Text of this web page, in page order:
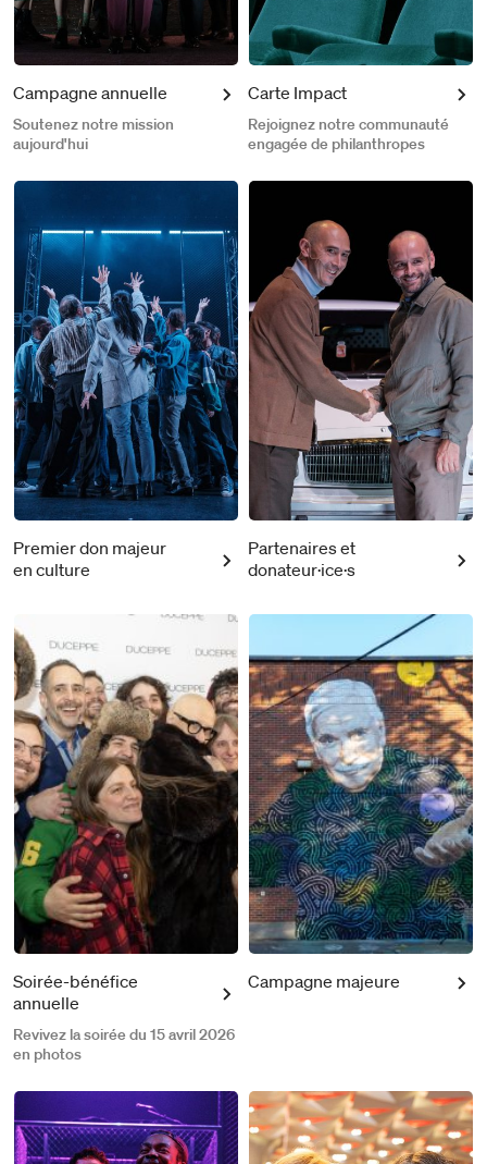
Campagne annuelle
Soutenez notre mission
aujourd'hui
Carte Impact
Rejoignez notre communauté
engagée de philanthropes
Premier don majeur
en culture
Partenaires et
donateur·ice·s
Soirée-bénéfice
annuelle
Revivez la soirée du 15 avril 2026
en photos
Campagne majeure